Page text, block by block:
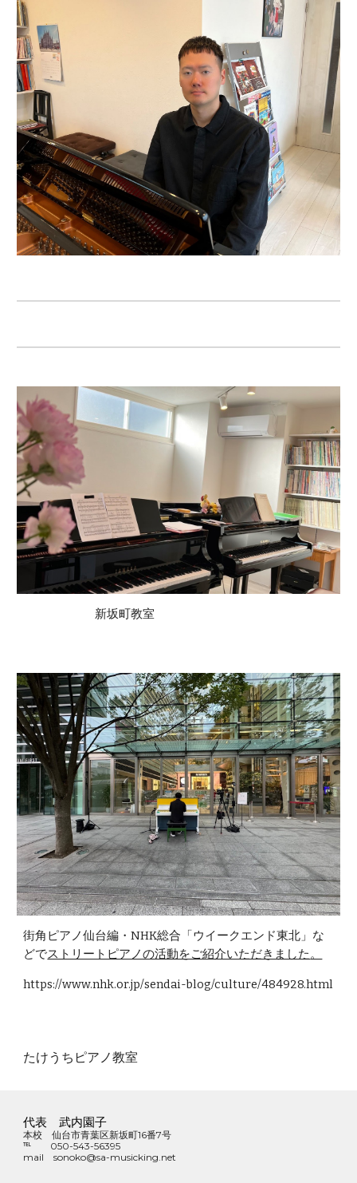
新坂町教室
街角ピアノ仙台編・NHK総合「ウイークエンド東北」な
どでストリートピアノの活動をご紹介いただきました。
https://www.nhk.or.jp/sendai-blog/culture/484928.html
たけうちピアノ教室
代表 武内園子
本校 仙台市青葉区新坂町16番7号
℡ 050-543-56395
mail sonoko@sa-musicking.net